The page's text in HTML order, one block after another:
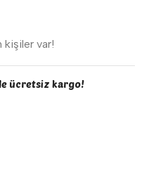
kişiler var!
ücretsiz kargo!